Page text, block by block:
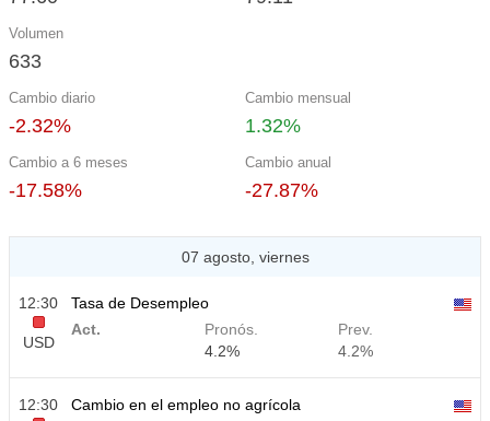
Volumen
633
Cambio diario
-2.32%
Cambio mensual
1.32%
Cambio a 6 meses
-17.58%
Cambio anual
-27.87%
07 agosto, viernes
12:30
USD
Tasa de Desempleo
Act.
Pronós.
4.2%
Prev.
4.2%
12:30
Cambio en el empleo no agrícola